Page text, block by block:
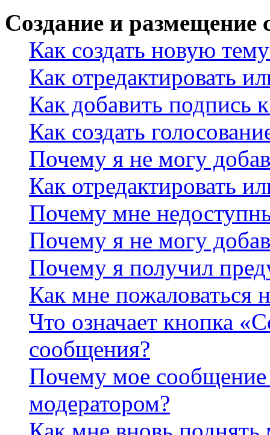
Создание и размещение
Как создать новую
Как отредактировать
Как добавить подпись
Как создать
Почему я не могу
Как отредактировать
Почему мне
Почему я не могу
Почему я получил
Как мне пожаловаться
Что означает кнопка
сообщения?
Почему мое сообщение
модератором?